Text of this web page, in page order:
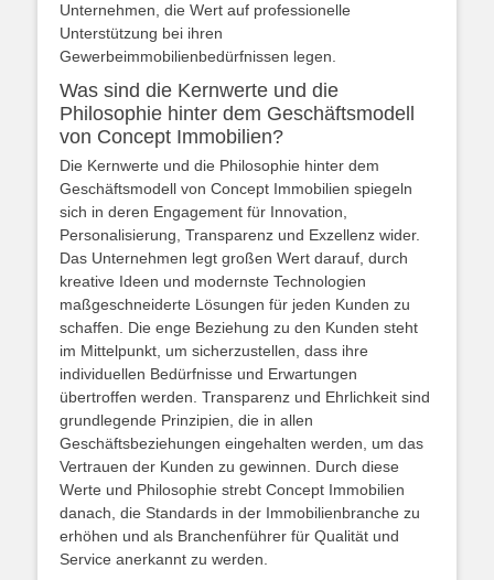
Unternehmen, die Wert auf professionelle
Unterstützung bei ihren
Gewerbeimmobilienbedürfnissen legen.
Was sind die Kernwerte und die
Philosophie hinter dem Geschäftsmodell
von Concept Immobilien?
Die Kernwerte und die Philosophie hinter dem
Geschäftsmodell von Concept Immobilien spiegeln
sich in deren Engagement für Innovation,
Personalisierung, Transparenz und Exzellenz wider.
Das Unternehmen legt großen Wert darauf, durch
kreative Ideen und modernste Technologien
maßgeschneiderte Lösungen für jeden Kunden zu
schaffen. Die enge Beziehung zu den Kunden steht
im Mittelpunkt, um sicherzustellen, dass ihre
individuellen Bedürfnisse und Erwartungen
übertroffen werden. Transparenz und Ehrlichkeit sind
grundlegende Prinzipien, die in allen
Geschäftsbeziehungen eingehalten werden, um das
Vertrauen der Kunden zu gewinnen. Durch diese
Werte und Philosophie strebt Concept Immobilien
danach, die Standards in der Immobilienbranche zu
erhöhen und als Branchenführer für Qualität und
Service anerkannt zu werden.